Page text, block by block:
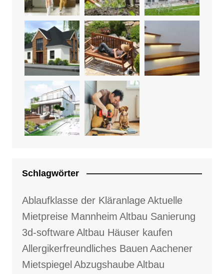
Schlagwörter
Ablaufklasse der KläranlageAktuelle
Mietpreise Mannheim Altbau Sanierung
3d-softwareAltbau Häuser kaufen
Allergikerfreundliches Bauen Aachener
Mietspiegel AbzugshaubeAltbau